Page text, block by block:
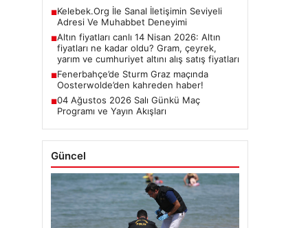
■Kelebek.Org İle Sanal İletişimin Seviyeli
Adresi Ve Muhabbet Deneyimi
■Altın fiyatları canlı 14 Nisan 2026: Altın
fiyatları ne kadar oldu? Gram, çeyrek,
yarım ve cumhuriyet altını alış satış fiyatları
■Fenerbahçe’de Sturm Graz maçında
Oosterwolde’den kahreden haber!
■04 Ağustos 2026 Salı Günkü Maç
Programı ve Yayın Akışları
Güncel